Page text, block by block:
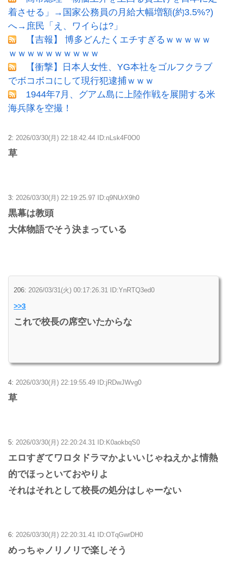
着させる」→国家公務員の月給大幅増額(約3.5%?)
へ→庶民「え、ワイらは?」
【吉報】 博多どんたくエチすぎるｗｗｗｗｗ
ｗｗｗｗｗｗｗｗｗｗ
【衝撃】日本人女性、YG本社をゴルフクラブ
でボコボコにして現行犯逮捕ｗｗｗ
1944年7月、グアム島に上陸作戦を展開する米
海兵隊を空撮！
2: 2026/03/30(月) 22:18:42.44 ID:nLsk4F0O0
草
3: 2026/03/30(月) 22:19:25.97 ID:q9NUrX9h0
黒幕は教頭
大体物語でそう決まっている
206: 2026/03/31(火) 00:17:26.31 ID:YnRTQ3ed0
>>3
これで校長の席空いたからな
4: 2026/03/30(月) 22:19:55.49 ID:jRDwJWvg0
草
5: 2026/03/30(月) 22:20:24.31 ID:K0aokbqS0
エロすぎてワロタドラマかよいいじゃねえかよ情熱
的でほっといておやりよ
それはそれとして校長の処分はしゃーない
6: 2026/03/30(月) 22:20:31.41 ID:OTqGwrDH0
めっちゃノリノリで楽しそう